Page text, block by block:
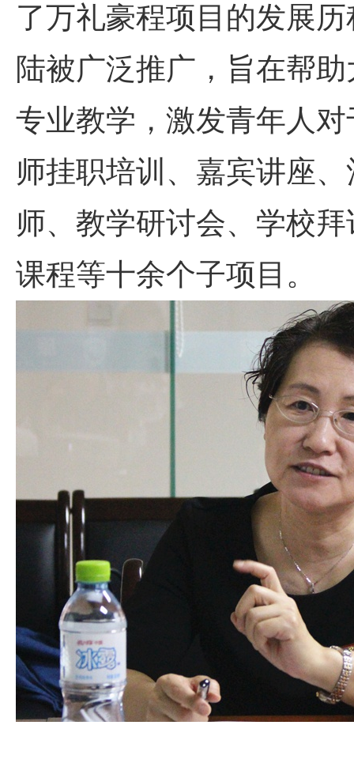
了万礼豪程项目的发展
陆被广泛推广，旨在帮
专业教学，激发青年人
师挂职培训、嘉宾讲座
师、教学研讨会、学校
课程等十余个子项目。